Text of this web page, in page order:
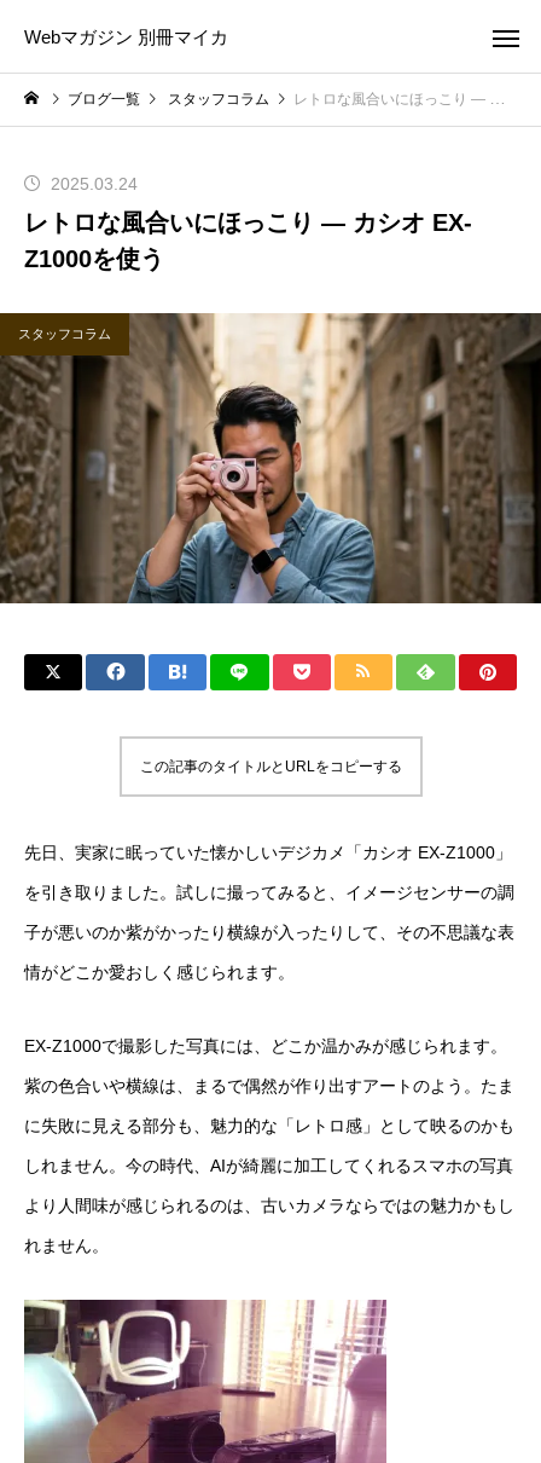
Webマガジン 別冊マイカ
ブログ一覧 スタッフコラム レトロな風合いにほっこり ― カシオ EX-Z1000を使う
2025.03.24
レトロな風合いにほっこり ― カシオ EX-
Z1000を使う
スタッフコラム
この記事のタイトルとURLをコピーする
先日、実家に眠っていた懐かしいデジカメ「カシオ EX-Z1000」
を引き取りました。試しに撮ってみると、イメージセンサーの調
子が悪いのか紫がかったり横線が入ったりして、その不思議な表
情がどこか愛おしく感じられます。
EX-Z1000で撮影した写真には、どこか温かみが感じられます。
紫の色合いや横線は、まるで偶然が作り出すアートのよう。たま
に失敗に見える部分も、魅力的な「レトロ感」として映るのかも
しれません。今の時代、AIが綺麗に加工してくれるスマホの写真
より人間味が感じられるのは、古いカメラならではの魅力かもし
れません。